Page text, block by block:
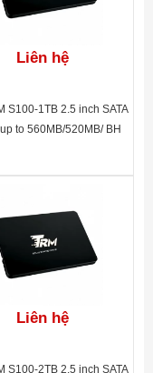
Liên hệ
S100-1TB 2.5 inch SATA
up to 560MB/520MB/ BH
Liên hệ
S100-2TB 2.5 inch SATA